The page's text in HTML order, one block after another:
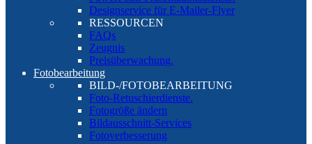
Designservice für E-Mailer-Flyer
RESSOURCEN
FAQs
Zeugnis
Preisüberwachung.
Fotobearbeitung
BILD-/FOTOBEARBEITUNG
Foto-Retuschierdienste.
Fotogröße ändern
Bildausschnitt-Services
Fotoverbesserung